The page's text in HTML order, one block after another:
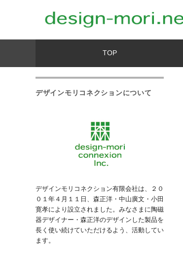
TOP
デザインモリコネクションについて
デザインモリコネクション有限会社は、２０
０１年４月１１日、森正洋・中山廣文・小田
寛孝により設立されました。みなさまに陶磁
器デザイナー・森正洋のデザインした製品を
長く使い続けていただけるよう、活動してい
ます。